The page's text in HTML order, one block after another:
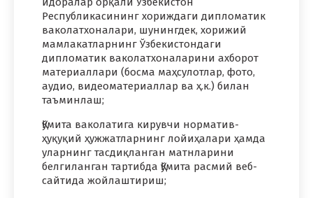
Республикасининг хориждаги дипломатик
ваколатхоналари, шунингдек, хорижий
мамлакатларнинг Ўзбекистондаги
дипломатик ваколатхоналарини ахборот
материаллари (босма маҳсулотлар, фото,
аудио, видеоматериаллар ва ҳ.к.) билан
таъминлаш;
Қўмита ваколатига кирувчи норматив-
ҳуқуқий ҳужжатларнинг лойиҳалари ҳамда
уларнинг тасдиқланган матнларини
белгиланган тартибда Қўмита расмий веб-
сайтида жойлаштириш;